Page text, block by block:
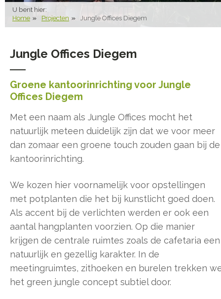
U bent hier:
Home Projecten Jungle Offices Diegem
Jungle Offices Diegem
Groene kantoorinrichting voor Jungle
Offices Diegem
Met een naam als Jungle Offices mocht het
natuurlijk meteen duidelijk zijn dat we voor meer
dan zomaar een groene touch zouden gaan bij de
kantoorinrichting.
We kozen hier voornamelijk voor opstellingen
met potplanten die het bij kunstlicht goed doen.
Als accent bij de verlichten werden er ook een
aantal hangplanten voorzien. Op die manier
krijgen de centrale ruimtes zoals de cafetaria een
natuurlijk en gezellig karakter. In de
meetingruimtes, zithoeken en burelen trekken
het green jungle concept subtiel door.